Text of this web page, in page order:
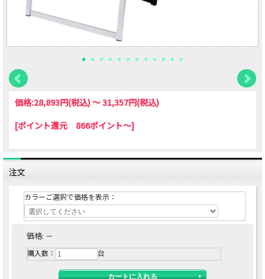
価格:28,893円(税込)～31,357円(税込)
[ポイント還元 866ポイント～]
注文
カラーご選択で価格を表示：
価格: －
購入数： 台